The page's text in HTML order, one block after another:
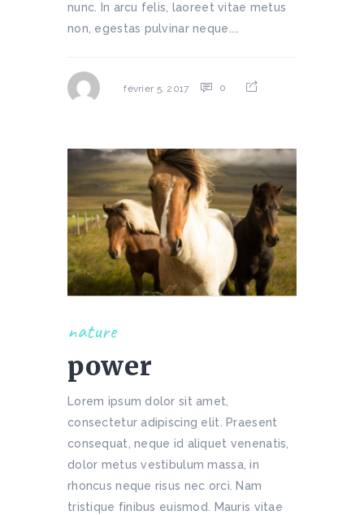
nunc. In arcu felis, laoreet vitae metus
non, egestas pulvinar neque....
février 5, 2017 0
nature
power
Lorem ipsum dolor sit amet,
consectetur adipiscing elit. Praesent
consequat, neque id aliquet venenatis,
dolor metus vestibulum massa, in
rhoncus neque risus nec orci. Nam
tristique finibus euismod. Mauris vitae